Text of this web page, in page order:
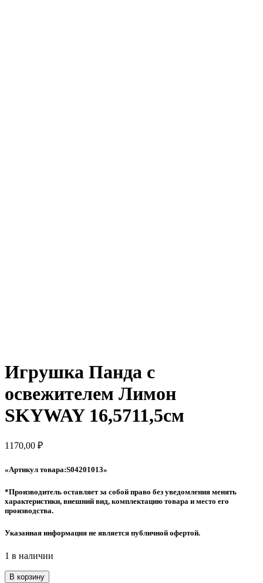
Игрушка Панда с
освежителем Лимон
SKYWAY 16,5711,5см
1170,00 ₽
«Артикул товара:S04201013»
*Производитель оставляет за собой право без уведомления менять
характеристики, внешний вид, комплектацию товара и место его
производства.
Указанная информация не является публичной офертой.
1 в наличии
Количество
В корзину